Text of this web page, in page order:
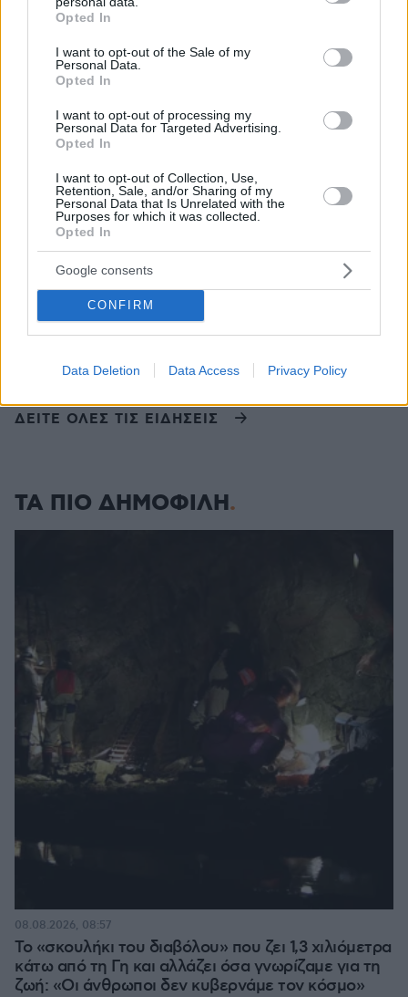
grant or deny consent to Google and its third-party tags to
use your data for below specified purposes in below Google
consent section.
Opted In
I want to opt-out of the Sale of my
Personal Data.
Opted In
I want to opt-out of processing my
Personal Data for Targeted Advertising.
Opted In
I want to opt-out of Collection, Use,
Retention, Sale, and/or Sharing of my
Personal Data that Is Unrelated with the
Purposes for which it was collected.
Opted In
Google consents
CONFIRM
Data Deletion Data Access Privacy Policy
Απαγορεύτηκε ο απόπλους πλοίου με 26 επιβάτες από
Τι κάνει τα ηλεκτρικά πιο επικίνδυνα απ’ όσο νομίζουμε;
πριν 16 λεπτά
Στουρνάρας στη Handelsblatt: Ευπρόσδεκτες οι ξένες
συμμετοχές στις ελληνικές τράπεζες – Τα σενάρια
πριν 20 λεπτά
Πίεση: Το νόστιμο «βασιλικό» φρούτο που τη ρίχνει
χαμηλά
πριν 25 λεπτά
4 τρόφιμα που πρέπει να πετάξετε από το ψυγείο σας
πριν 27 λεπτά
ούρηση στη θάλασσα
ΔΕΙΤΕ ΟΛΕΣ ΤΙΣ ΕΙΔΗΣΕΙΣ
ΤΑ ΠΙΟ ΔΗΜΟΦΙΛΗ
Το «σκουλήκι του διαβόλου» που ζει 1,3 χιλιόμετρα
κάτω από τη Γη και αλλάζει όσα γνωρίζαμε για τη
ζωή: «Οι άνθρωποι δεν κυβερνάμε τον κόσμο»
08.08.2026, 08:57